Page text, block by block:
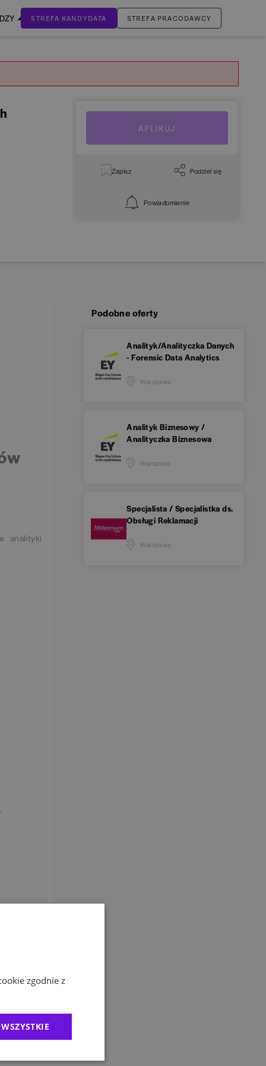
STREFA KANDYDATA STREFA PRACODAWCY
APLIKUJ
Zapisz Podziel się
Powiadomienie
analityki
Podobne oferty
Analityk/Analityczka Danych
- Forensic Data Analytics
Warszawa
Analityk Biznesowy /
Analityczka Biznesowa
Warszawa
Specjalista / Specjalistka ds.
Obsługi Reklamacji
Warszawa
zgodnie z